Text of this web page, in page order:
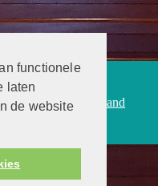
functionele
laten
de website
tussen de
Kerk in Nederland
B.V.